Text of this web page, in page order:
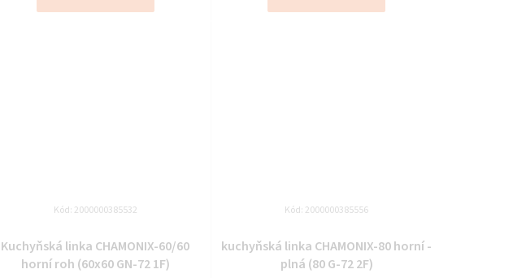
Kuchyňská linka CHAMONIX-60/60
horní roh (60x60 GN-72 1F)
Kód: 2000000385532
kuchyňská linka CHAMONIX-80 horní -
plná (80 G-72 2F)
Kód: 2000000385556